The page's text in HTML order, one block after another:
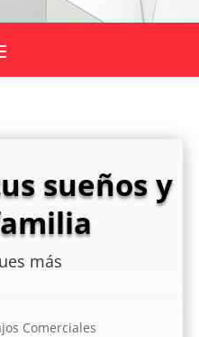
sueños y
más
Comerciales